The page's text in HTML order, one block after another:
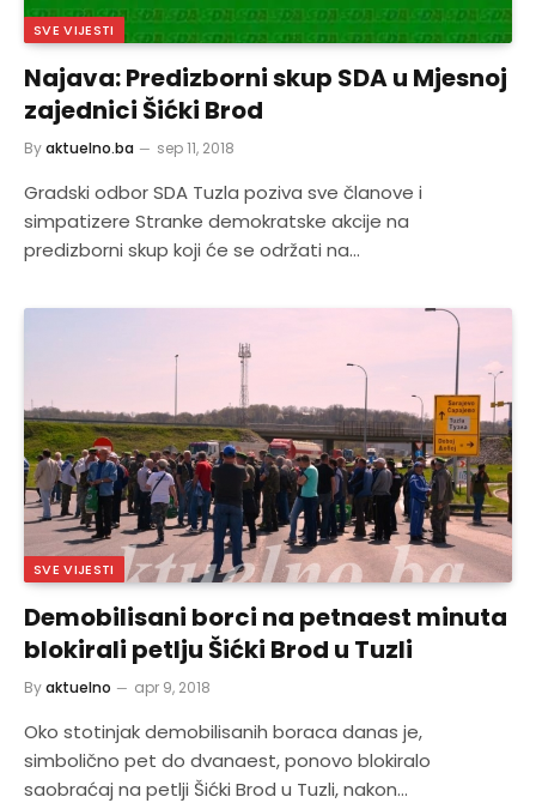
SVE VIJESTI
Najava: Predizborni skup SDA u Mjesnoj
zajednici Šićki Brod
Byaktuelno.ba sep 11, 2018
Gradski odbor SDA Tuzla poziva sve članove i
simpatizere Stranke demokratske akcije na
predizborni skup koji će se održati na…
SVE VIJESTI
Demobilisani borci na petnaest minuta
blokirali petlju Šićki Brod u Tuzli
Byaktuelno apr 9, 2018
Oko stotinjak demobilisanih boraca danas je,
simbolično pet do dvanaest, ponovo blokiralo
saobraćaj na petlji Šićki Brod u Tuzli, nakon…